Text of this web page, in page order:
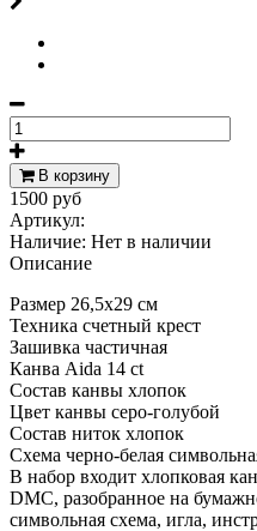
В корзину
1500 руб
Артикул:
Наличие: Нет в наличии
Описание
Размер 26,5х29 см
Техника счетный крест
Зашивка частичная
Канва Aida 14 ct
Состав канвы хлопок
Цвет канвы серо-голубой
Состав ниток хлопок
Схема черно-белая
В набор входит хлопковая
DMC, разобранное на
символьная схема, игла,